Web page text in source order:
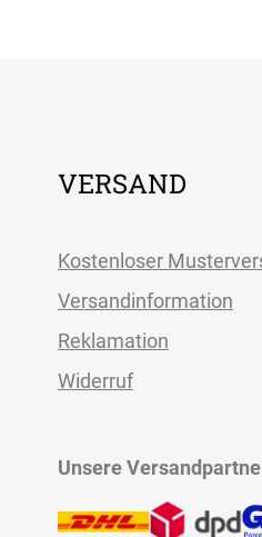
VERSAND
Kostenloser
Versandinformation
Reklamation
Widerruf
Unsere